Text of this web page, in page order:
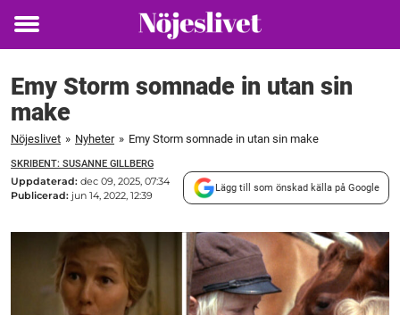
Toggle
Emy Storm somnade in utan sin
make
Nöjeslivet » Nyheter » Emy Storm somnade in utan sin make
SKRIBENT: SUSANNE GILLBERG
Uppdaterad: dec 09, 2025, 07:34
Publicerad: jun 14, 2022, 12:39
Lägg till som önskad källa på Google